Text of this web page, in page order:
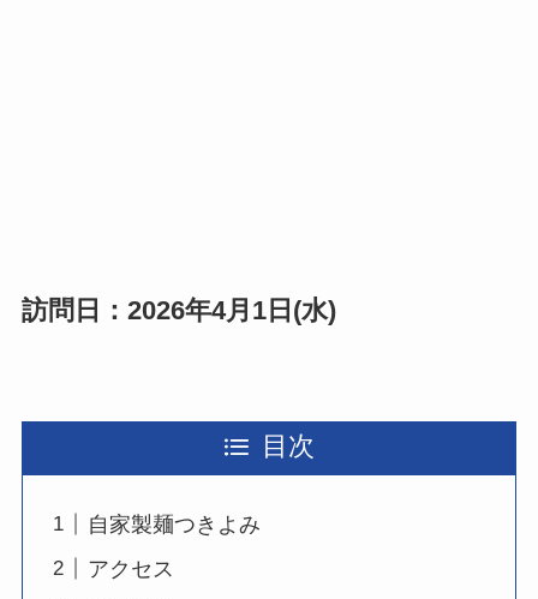
訪問日：2026年4月1日(水)
目次
自家製麺つきよみ
アクセス